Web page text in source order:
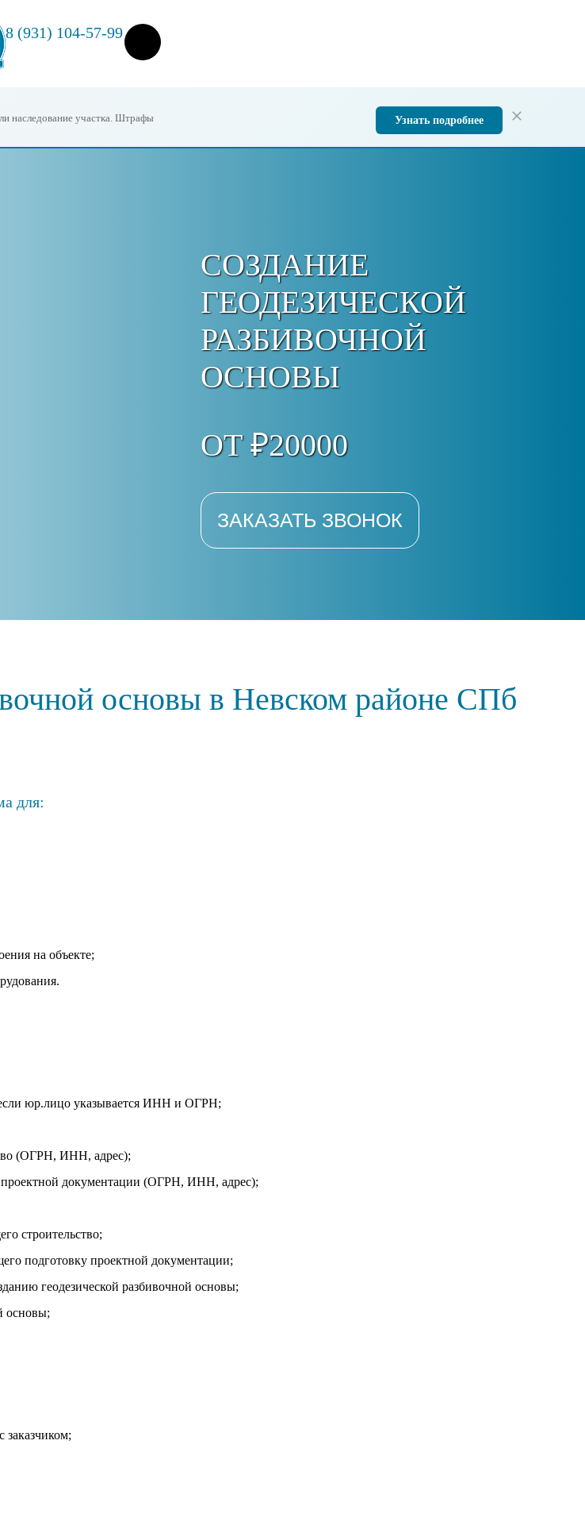
8 (931) 104-57-99
наследование участка. Штрафы
Узнать подробнее
СОЗДАНИЕ
ГЕОДЕЗИЧЕСКОЙ
РАЗБИВОЧНОЙ
ОСНОВЫ
ОТ ₽20000
ЗАКАЗАТЬ ЗВОНОК
основы в Невском районе СПб
для:
на объекте;
юр.лицо указывается ИНН и ОГРН;
(ОГРН, ИНН, адрес);
документации (ОГРН, ИНН, адрес);
строительство;
подготовку проектной документации;
геодезической разбивочной основы;
основы;
заказчиком;